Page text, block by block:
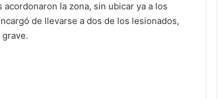
la zona, sin ubicar ya a los
de llevarse a dos de los lesionados,